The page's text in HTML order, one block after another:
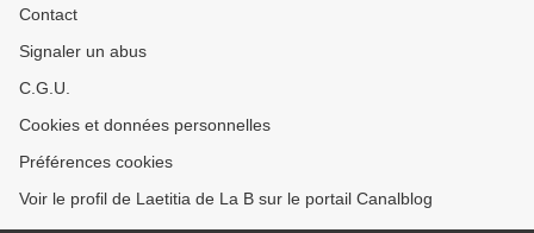
Contact
Signaler un abus
C.G.U.
Cookies et données personnelles
Préférences cookies
Voir le profil de Laetitia de La B sur le portail Canalblog